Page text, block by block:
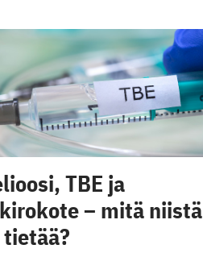
TBE ja
– mitä niistä